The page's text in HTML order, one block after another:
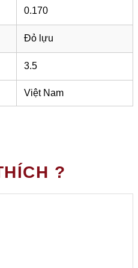
0.170
Đỏ lựu
3.5
Việt Nam
?